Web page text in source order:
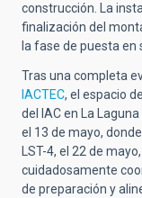
construcción. La
finalización del
la fase de puesta en
Tras una completa
IACTEC, el espacio
del IAC en La
el 13 de mayo,
LST-4, el 22 de
cuidadosamente
de preparación y